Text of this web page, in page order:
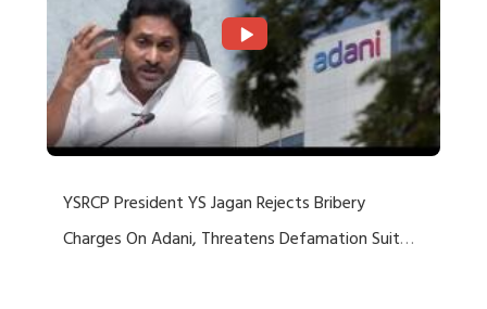
YSRCP President YS Jagan Rejects Bribery
Charges On Adani, Threatens Defamation Suit